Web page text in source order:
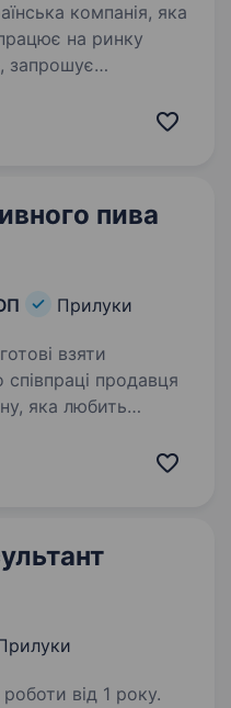
на ринку
запрошує
гіпермаркет для
пива
Прилуки
взяти
яка любить
розвиватися
від 1 року.